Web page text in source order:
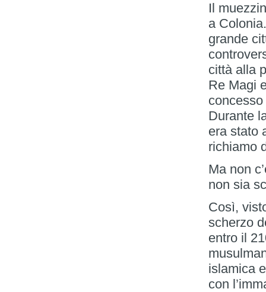
Il
a
grande
città alla
Re Magi
Durante
era stato
richiamo
Ma non
non sia
Così,
scherzo
entro il
islamica
con